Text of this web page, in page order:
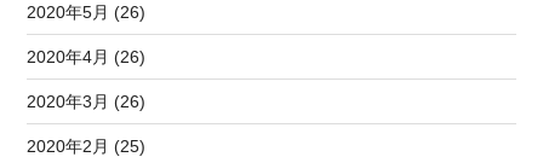
2020年5月 (26)
2020年4月 (26)
2020年3月 (26)
2020年2月 (25)